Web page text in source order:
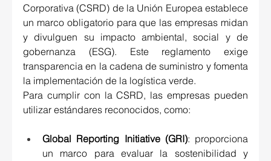
Corporativa (CSRD) de la Unión Europea establece
un marco obligatorio para que las empresas midan
y divulguen su impacto ambiental, social y de
gobernanza (ESG). Este reglamento exige
transparencia en la cadena de suministro y fomenta
la implementación de la logística verde.
Para cumplir con la CSRD, las empresas pueden
utilizar estándares reconocidos, como:
Global Reporting Initiative (GRI): proporciona
un marco para evaluar la sostenibilidad y